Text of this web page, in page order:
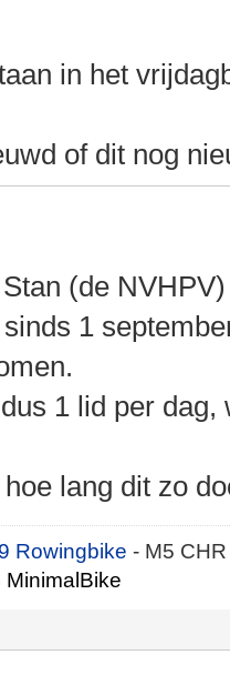
in het
of dit nog
(de
1
1 lid per
hoe lang dit zo
Rowingbike- M5
MinimalBike